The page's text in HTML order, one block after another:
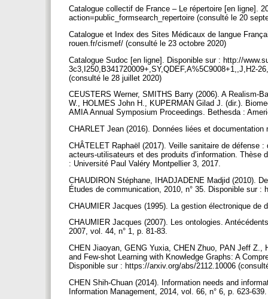
Catalogue collectif de France – Le répertoire [en ligne].
action=public_formsearch_repertoire (consulté le 20
Catalogue et Index des Sites Médicaux de langue
rouen.fr/cismef/ (consulté le 23 octobre 2020)
Catalogue Sudoc [en ligne]. Disponible sur : http://
3c3,I250,B341720009+,SY,QDEF,A%5C9008+1,,J,H2-
(consulté le 28 juillet 2020)
CEUSTERS Werner, SMITHS Barry (2006). A Realism-
W., HOLMES John H., KUPERMAN Gilad J. (dir.).
AMIA Annual Symposium Proceedings. Bethesda :
CHARLET Jean (2016). Données liées et
CHÂTELET Raphaël (2017). Veille sanitaire de défense
acteurs-utilisateurs et des produits d’information.
: Université Paul Valéry Montpellier 3, 2017.
CHAUDIRON Stéphane, IHADJADENE Madjid (2010).
Études de communication, 2010, n° 35. Disponible sur
CHAUMIER Jacques (1995). La gestion électronique
CHAUMIER Jacques (2007). Les ontologies.
2007, vol. 44, n° 1, p. 81-83.
CHEN Jiaoyan, GENG Yuxia, CHEN Zhuo, PAN Jeff Z.,
and Few-shot Learning with Knowledge Graphs: A
Disponible sur : https://arxiv.org/abs/2112.10006
CHEN Shih-Chuan (2014). Information needs and
Information Management, 2014, vol. 66, n° 6, p. 623-